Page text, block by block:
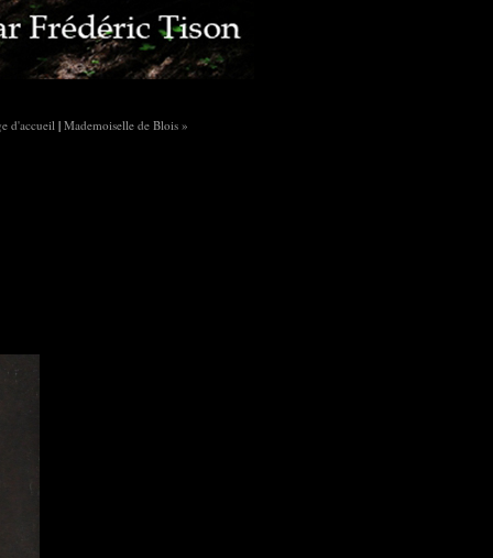
d'accueil | Mademoiselle de Blois »